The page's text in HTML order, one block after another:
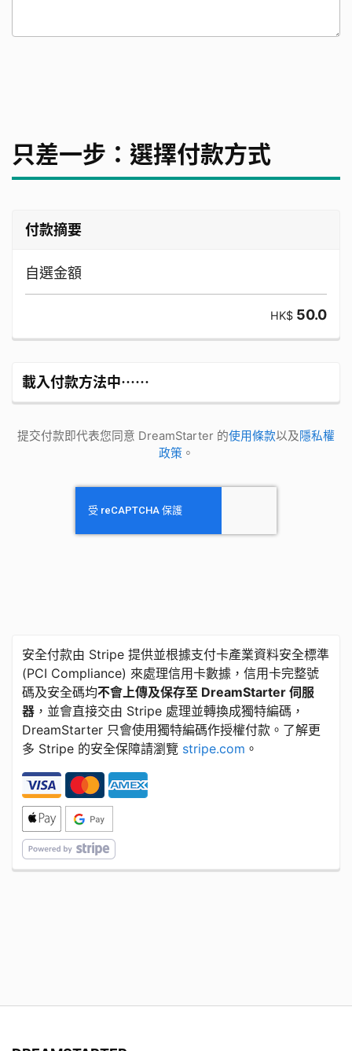
只差一步：選擇付款方式
付款摘要
自選金額
HK$ 50.0
載入付款方法中⋯⋯
提交付款即代表您同意 DreamStarter 的使用條款以及隱私權
政策 。
安全付款由 Stripe 提供並根據支付卡產業資料安全標準
​(​PCI Compliance) 來處理信用卡數據，信用卡完整號
碼及安全碼均不會上傳及保存至 DreamStarter 伺服
器 ，並會直接交由 Stripe 處理並轉換成獨特編碼，
DreamStarter 只會使用獨特編碼作授權付款。了解更
多 Stripe 的安全保障請瀏覽 stripe.com 。